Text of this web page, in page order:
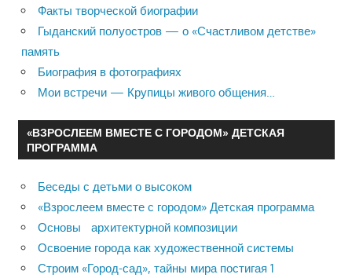
Факты творческой биографии
Гыданский полуостров — о «Счастливом детстве»
память
Биография в фотографиях
Мои встречи — Крупицы живого общения…
«ВЗРОСЛЕЕМ ВМЕСТЕ С ГОРОДОМ» ДЕТСКАЯ
ПРОГРАММА
Беседы с детьми о высоком
«Взрослеем вместе с городом» Детская программа
Основы архитектурной композиции
Освоение города как художественной системы
Строим «Город-сад», тайны мира постигая 1